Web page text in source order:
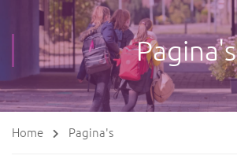
Pagina's
Home Pagina's